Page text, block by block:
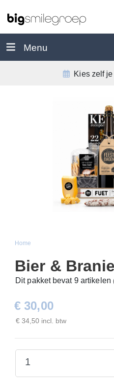
Menu
De
Home
Bier & Branie
Dit pakket bevat 9 artikelen
€ 30,00
€ 34,50 incl. btw